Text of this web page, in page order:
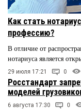
Как стать
профессию?
В отличие от
нотариуса является
29 июля 17:21 0
Росстандарт
моделей
6 августа 17:30 0